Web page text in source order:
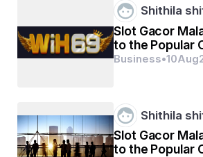
Shithila
Slot Gacor
to the Popular
and the Reality
Business•10Aug
Shithila
Slot Gacor
to the Popular